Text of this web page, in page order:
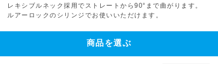
レキシブルネック採用でストレートから90°まで曲がります。
ルアーロックのシリンジでお使いいただけます。
商品を選ぶ